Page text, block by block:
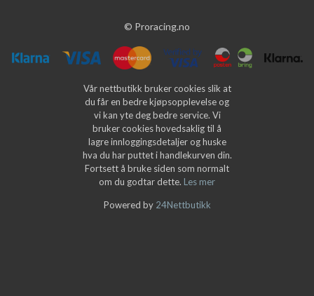
© Proracing.no
Vår nettbutikk bruker cookies slik at
du får en bedre kjøpsopplevelse og
vi kan yte deg bedre service. Vi
bruker cookies hovedsaklig til å
lagre innloggingsdetaljer og huske
hva du har puttet i handlekurven din.
Fortsett å bruke siden som normalt
om du godtar dette. Les mer
Powered by 24Nettbutikk